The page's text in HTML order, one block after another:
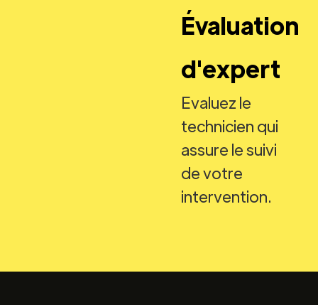
Évaluation
d'expert
Evaluez le
technicien qui
assure le suivi
de votre
intervention.